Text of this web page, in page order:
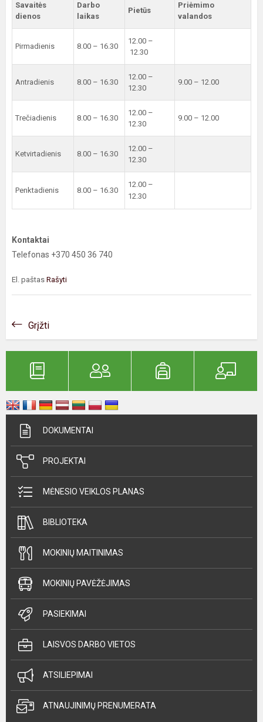
Savaitės
dienos
Darbo
laikas
Pietūs
Priėmimo
valandos
Pirmadienis 8.00 – 16.30
12.00 –
12.30
Antradienis 8.00 – 16.30
12.00 –
12.30
9.00 – 12.00
Trečiadienis 8.00 – 16.30
12.00 –
12.30
9.00 – 12.00
Ketvirtadienis 8.00 – 16.30
12.00 –
12.30
Penktadienis 8.00 – 16.30
12.00 –
12.30
Kontaktai
Telefonas +370 450 36 740
El. paštas Rašyti
Grįžti
DOKUMENTAI
PROJEKTAI
MĖNESIO VEIKLOS PLANAS
BIBLIOTEKA
MOKINIŲ MAITINIMAS
MOKINIŲ PAVĖŽĖJIMAS
PASIEKIMAI
LAISVOS DARBO VIETOS
ATSILIEPIMAI
ATNAUJINIMŲ PRENUMERATA